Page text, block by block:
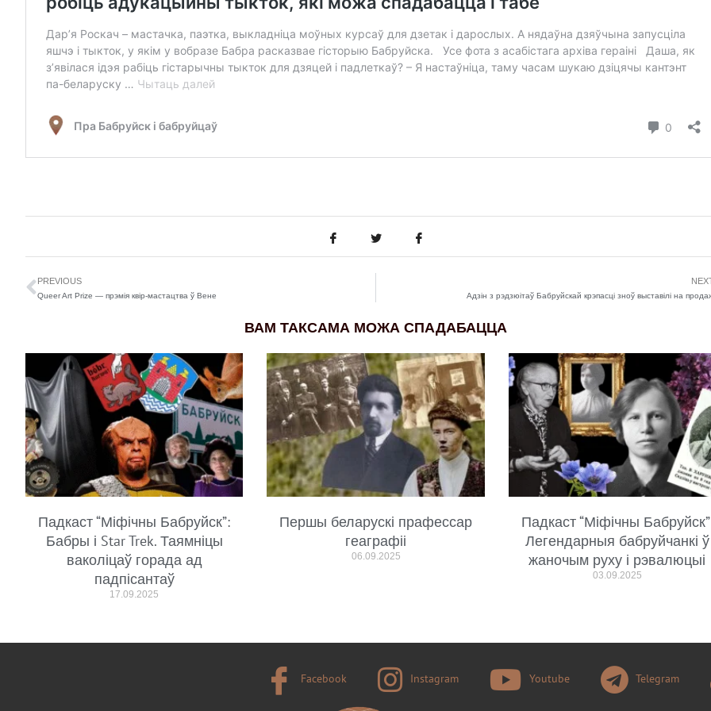
PREVIOUS
Queer Art Prize — прэмія квір-мастацтва ў Вене Адзін з рэдзюітаў Бабруйскай крэпасці зноў выставілі на
ВАМ ТАКСАМА МОЖА СПАДАБАЦЦА
Падкаст “Міфічны Бабруйск”:
Бабры і Star Trek. Таямніцы
ваколіцаў горада ад
падпісантаў
17.09.2025
Першы беларускі прафессар
геаграфіі
06.09.2025
Падкаст “Міфічны
Легендарныя бабруйчанкі ў
жаночым руху і рэвалюцыі
03.09.2025
Facebook Instagram Youtube Telegram